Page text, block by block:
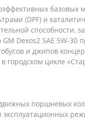
базовых
(DPF) и
способности,
Dexos2 SAE 5W-30
и джипов
городском цикле
поршневых